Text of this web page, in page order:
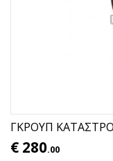
ΓΚΡΟΥΠ
€ 280.00